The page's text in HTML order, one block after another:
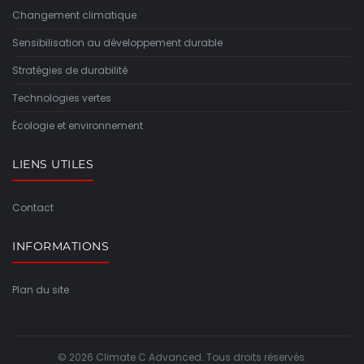
Changement climatique
Sensibilisation au développement durable
Stratégies de durabilité
Technologies vertes
Écologie et environnement
LIENS UTILES
Contact
INFORMATIONS
Plan du site
© 2026 Climate C Advanced. Tous droits réservés.